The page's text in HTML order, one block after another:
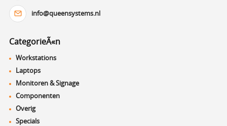
info@queensystems.nl
CategorieÃ«n
Workstations
Laptops
Monitoren & Signage
Componenten
Overig
Specials